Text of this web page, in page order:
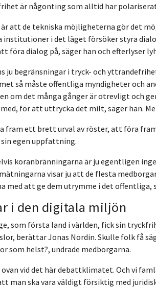
är någonting som alltid har
är att de tekniska möjligheterna gör det
institutioner i det läget försöker styra
föra dialog på, säger han och efterlyser
ju begränsningar i tryck- och
så måste offentliga myndigheter och
om det många gånger är otrevligt och
för att uttrycka det milt, säger han.
fram ett brett urval av röster, att föra
sin egen uppfattning.
koranbränningarna är ju egentligen
visar ju att de flesta
med att ge dem utrymme i det offentliga,
i den digitala miljön
som första land i världen, fick sin
berättar Jonas Nordin. Skulle folk få
som helst?, undrade medborgarna.
ovan vid det här debattklimatet. Och vi
man ska vara väldigt försiktig med